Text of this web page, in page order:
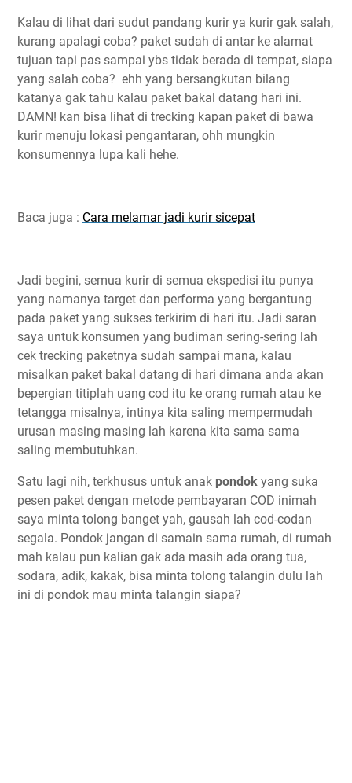
Kalau di lihat dari sudut pandang kurir ya kurir gak salah,
kurang apalagi coba? paket sudah di antar ke alamat
tujuan tapi pas sampai ybs tidak berada di tempat, siapa
yang salah coba? ehh yang bersangkutan bilang
katanya gak tahu kalau paket bakal datang hari ini.
DAMN! kan bisa lihat di trecking kapan paket di bawa
kurir menuju lokasi pengantaran, ohh mungkin
konsumennya lupa kali hehe.
Baca juga : Cara melamar jadi kurir sicepat
Jadi begini, semua kurir di semua ekspedisi itu punya
yang namanya target dan performa yang bergantung
pada paket yang sukses terkirim di hari itu. Jadi saran
saya untuk konsumen yang budiman sering-sering lah
cek trecking paketnya sudah sampai mana, kalau
misalkan paket bakal datang di hari dimana anda akan
bepergian titiplah uang cod itu ke orang rumah atau ke
tetangga misalnya, intinya kita saling mempermudah
urusan masing masing lah karena kita sama sama
saling membutuhkan.
Satu lagi nih, terkhusus untuk anak pondok yang suka
pesen paket dengan metode pembayaran COD inimah
saya minta tolong banget yah, gausah lah cod-codan
segala. Pondok jangan di samain sama rumah, di rumah
mah kalau pun kalian gak ada masih ada orang tua,
sodara, adik, kakak, bisa minta tolong talangin dulu lah
ini di pondok mau minta talangin siapa?